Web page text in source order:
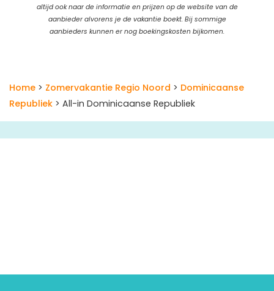
altijd ook naar de informatie en prijzen op de website van de
aanbieder alvorens je de vakantie boekt. Bij sommige
aanbieders kunnen er nog boekingskosten bijkomen.
Home > Zomervakantie Regio Noord > Dominicaanse
Republiek > All-in Dominicaanse Republiek